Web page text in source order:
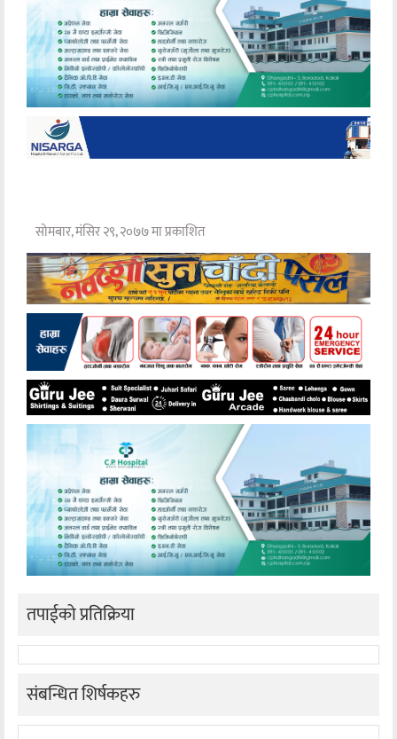
सोमबार, मंसिर २९, २०७७ मा प्रकाशित
तपाईको प्रतिक्रिया
संबन्धित शिर्षकहरु